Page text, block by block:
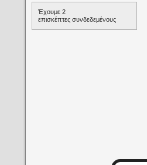
Έχουμε 2
επισκέπτες συνδεδεμένους